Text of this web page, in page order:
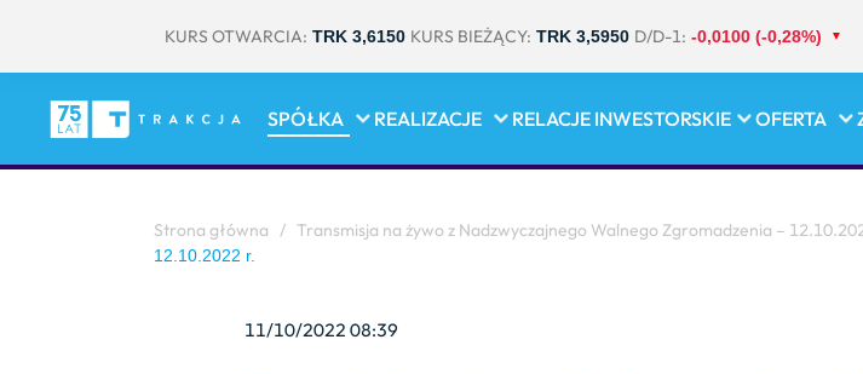
KURS OTWARCIA: TRK 3,6150 KURS BIEŻĄCY: TRK 3,5950 D/D-1: -0,0100 (-0,28%)
SPÓŁKA REALIZACJE RELACJE INWESTORSKIE OFERTA
Strona główna / Transmisja na żywo z Nadzwyczajnego Walnego Zgromadzenia –
12.10.2022 r.
11/10/2022 08:39